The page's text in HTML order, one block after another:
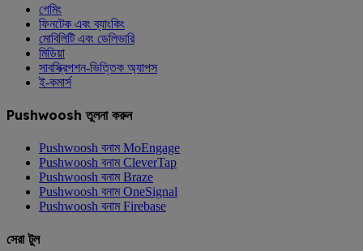
গেমিং
ফিনটেক এবং ব্যাংকিং
মোবিলিটি এবং ডেলিভারি
মিডিয়া
সাবস্ক্রিপশন-ভিত্তিক অ্যাপস
ই-কমার্স
Pushwoosh তুলনা করুন
Pushwoosh বনাম MoEngage
Pushwoosh বনাম CleverTap
Pushwoosh বনাম Braze
Pushwoosh বনাম OneSignal
Pushwoosh বনাম Firebase
সেরা টুল